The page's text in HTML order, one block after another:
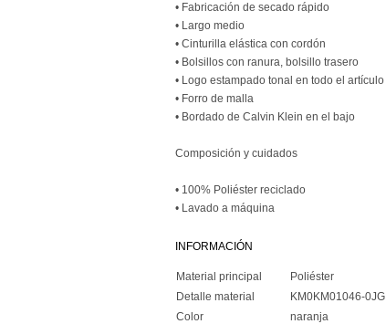
• Fabricación de secado rápido
• Largo medio
• Cinturilla elástica con cordón
• Bolsillos con ranura, bolsillo trasero
• Logo estampado tonal en todo el artículo
• Forro de malla
• Bordado de Calvin Klein en el bajo
Composición y cuidados
• 100% Poliéster reciclado
• Lavado a máquina
INFORMACIÓN
Material principal
Poliéster
Detalle material
KM0KM01046-0JG
Color
naranja